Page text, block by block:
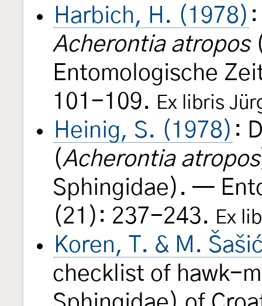
Harbich, H. (1978)
Acherontia atropos
Entomologische
101-109. Ex libris
Heinig, S. (1978) :
(Acherontia atropos
Sphingidae). —
(21): 237-243. Ex
Koren, T. & M.
checklist of hawk-